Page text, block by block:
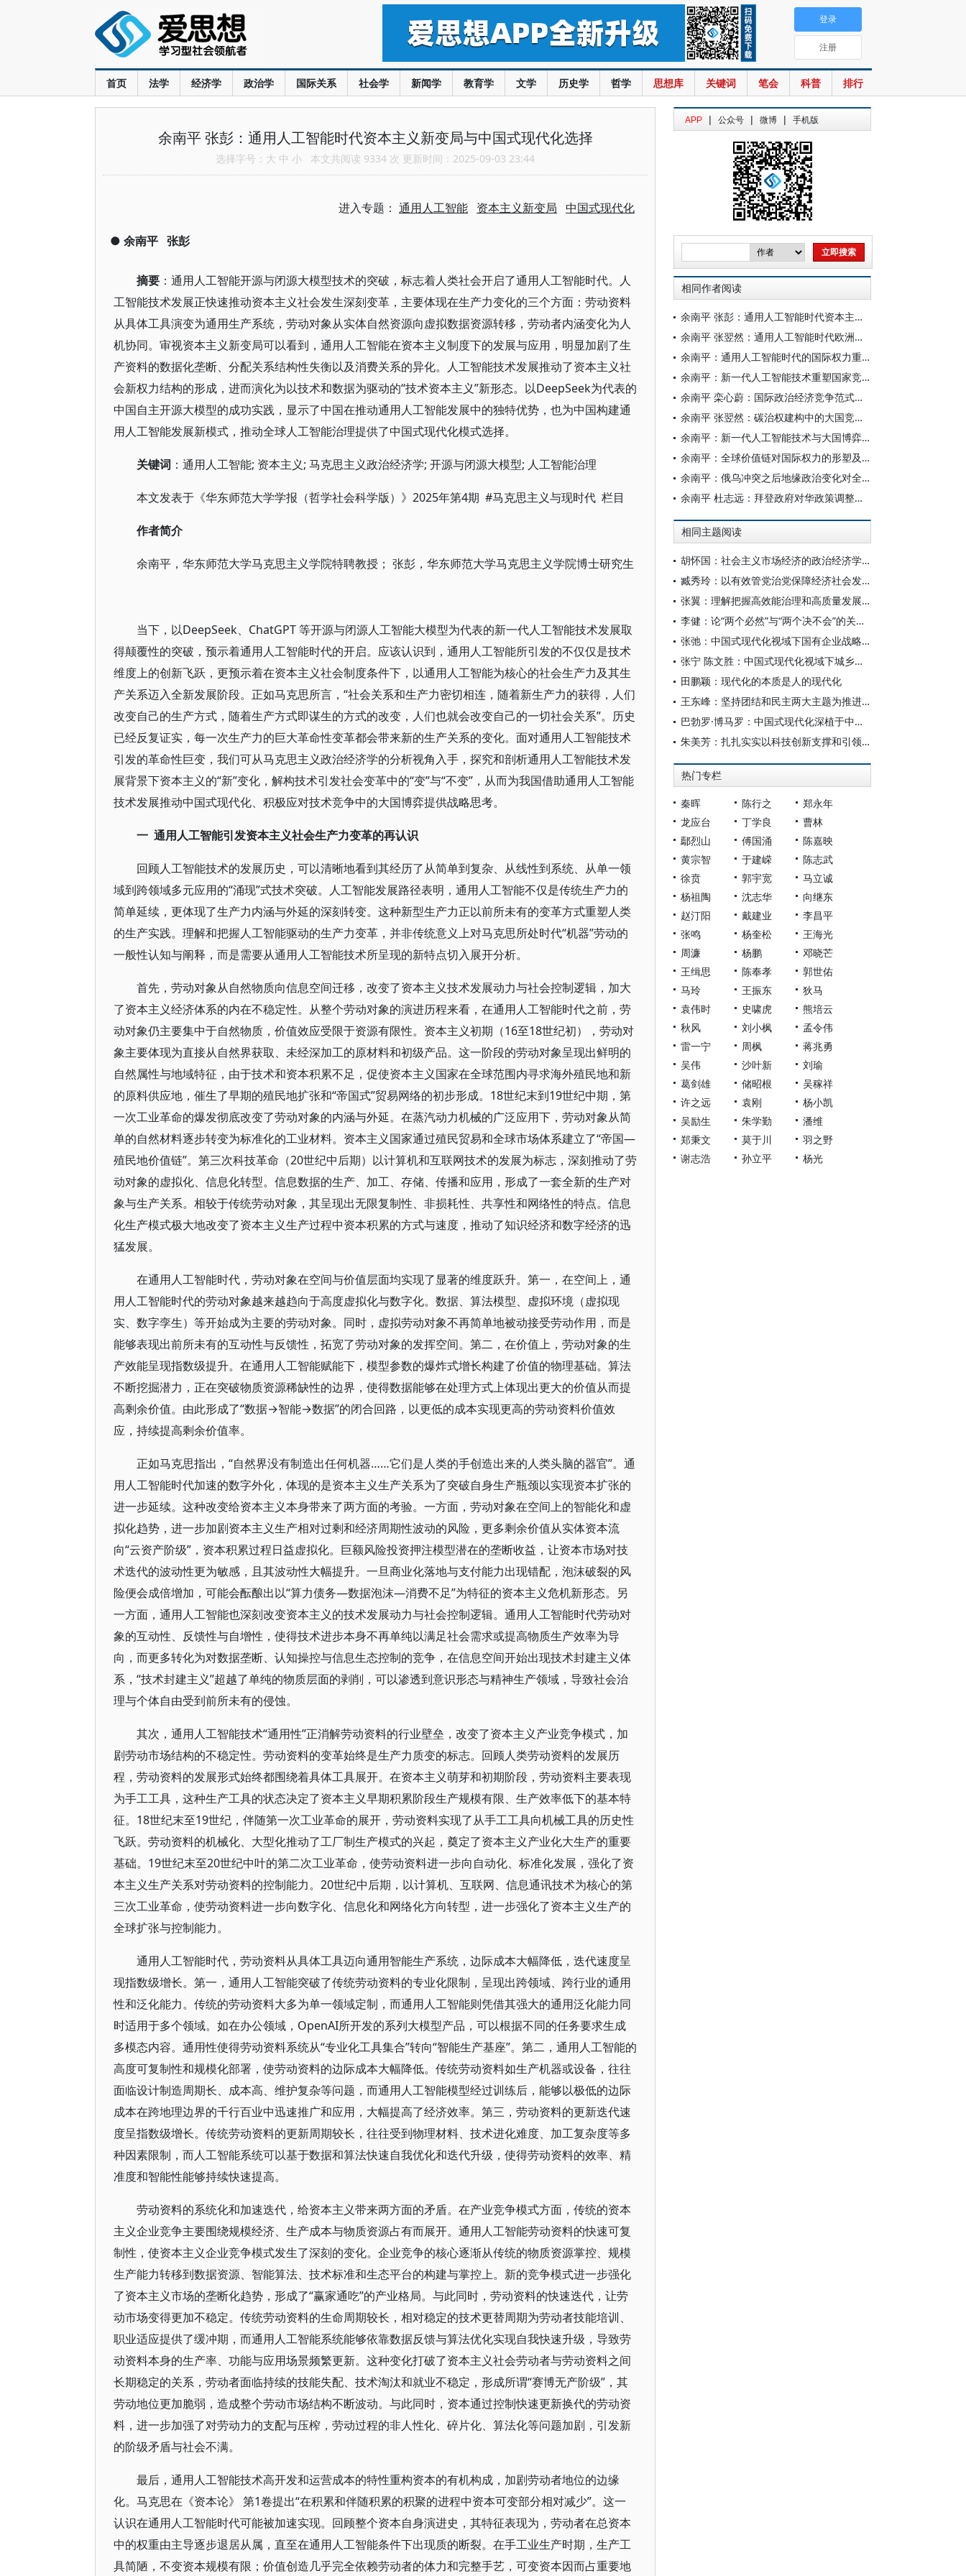
首页 法学 经济学 政治学 国际关系 社会学 新闻学 教育学 文学 历史学 哲学 思想库 关键词 笔会 科普 排行
登录
注册
余南平 张彭：通用人工智能时代资本主义新变局与中国式现代化选择
选择字号： 大 中 小 本文共阅读 9334 次 更新时间：2025-09-03 23:44
进入专题： 通用人工智能 资本主义新变局 中国式现代化
● 余南平 张彭
摘要 ：通用人工智能开源与闭源大模型技术的突破，标志着人类社会开启了通用人工智能时代。人
工智能技术发展正快速推动资本主义社会发生深刻变革，主要体现在生产力变化的三个方面：劳动资料
从具体工具演变为通用生产系统，劳动对象从实体自然资源向虚拟数据资源转移，劳动者内涵变化为人
机协同。审视资本主义新变局可以看到，通用人工智能在资本主义制度下的发展与应用，明显加剧了生
产资料的数据化垄断、分配关系结构性失衡以及消费关系的异化。人工智能技术发展推动了资本主义社
会新权力结构的形成，进而演化为以技术和数据为驱动的“技术资本主义”新形态。以DeepSeek为代表的
中国自主开源大模型的成功实践，显示了中国在推动通用人工智能发展中的独特优势，也为中国构建通
用人工智能发展新模式，推动全球人工智能治理提供了中国式现代化模式选择。
关键词 ：通用人工智能; 资本主义; 马克思主义政治经济学; 开源与闭源大模型; 人工智能治理
本文发表于《华东师范大学学报（哲学社会科学版）》2025年第4期 #马克思主义与现时代 栏目
作者简介
余南平，华东师范大学马克思主义学院特聘教授； 张彭，华东师范大学马克思主义学院博士研究生
当下，以DeepSeek、ChatGPT 等开源与闭源人工智能大模型为代表的新一代人工智能技术发展取
得颠覆性的突破，预示着通用人工智能时代的开启。应该认识到，通用人工智能所引发的不仅仅是技术
维度上的创新飞跃，更预示着在资本主义社会制度条件下，以通用人工智能为核心的社会生产力及其生
产关系迈入全新发展阶段。正如马克思所言，“社会关系和生产力密切相连，随着新生产力的获得，人们
改变自己的生产方式，随着生产方式即谋生的方式的改变，人们也就会改变自己的一切社会关系”。历史
已经反复证实，每一次生产力的巨大革命性变革都会带来新的生产关系的变化。面对通用人工智能技术
引发的革命性巨变，我们可从马克思主义政治经济学的分析视角入手，探究和剖析通用人工智能技术发
展背景下资本主义的“新”变化，解构技术引发社会变革中的“变”与“不变”，从而为我国借助通用人工智能
技术发展推动中国式现代化、积极应对技术竞争中的大国博弈提供战略思考。
一 通用人工智能引发资本主义社会生产力变革的再认识
回顾人工智能技术的发展历史，可以清晰地看到其经历了从简单到复杂、从线性到系统、从单一领
域到跨领域多元应用的“涌现”式技术突破。人工智能发展路径表明，通用人工智能不仅是传统生产力的
简单延续，更体现了生产力内涵与外延的深刻转变。这种新型生产力正以前所未有的变革方式重塑人类
的生产实践。理解和把握人工智能驱动的生产力变革，并非传统意义上对马克思所处时代“机器”劳动的
一般性认知与阐释，而是需要从通用人工智能技术所呈现的新特点切入展开分析。
首先，劳动对象从自然物质向信息空间迁移，改变了资本主义技术发展动力与社会控制逻辑，加大
了资本主义经济体系的内在不稳定性。从整个劳动对象的演进历程来看，在通用人工智能时代之前，劳
动对象仍主要集中于自然物质，价值效应受限于资源有限性。资本主义初期（16至18世纪初），劳动对
象主要体现为直接从自然界获取、未经深加工的原材料和初级产品。这一阶段的劳动对象呈现出鲜明的
自然属性与地域特征，由于技术和资本积累不足，促使资本主义国家在全球范围内寻求海外殖民地和新
的原料供应地，催生了早期的殖民地扩张和“帝国式”贸易网络的初步形成。18世纪末到19世纪中期，第
一次工业革命的爆发彻底改变了劳动对象的内涵与外延。在蒸汽动力机械的广泛应用下，劳动对象从简
单的自然材料逐步转变为标准化的工业材料。资本主义国家通过殖民贸易和全球市场体系建立了“帝国—
殖民地价值链”。第三次科技革命（20世纪中后期）以计算机和互联网技术的发展为标志，深刻推动了劳
动对象的虚拟化、信息化转型。信息数据的生产、加工、存储、传播和应用，形成了一套全新的生产对
象与生产关系。相较于传统劳动对象，其呈现出无限复制性、非损耗性、共享性和网络性的特点。信息
化生产模式极大地改变了资本主义生产过程中资本积累的方式与速度，推动了知识经济和数字经济的迅
猛发展。
在通用人工智能时代，劳动对象在空间与价值层面均实现了显著的维度跃升。第一，在空间上，通
用人工智能时代的劳动对象越来越趋向于高度虚拟化与数字化。数据、算法模型、虚拟环境（虚拟现
实、数字孪生）等开始成为主要的劳动对象。同时，虚拟劳动对象不再简单地被动接受劳动作用，而是
能够表现出前所未有的互动性与反馈性，拓宽了劳动对象的发挥空间。第二，在价值上，劳动对象的生
产效能呈现指数级提升。在通用人工智能赋能下，模型参数的爆炸式增长构建了价值的物理基础。算法
不断挖掘潜力，正在突破物质资源稀缺性的边界，使得数据能够在处理方式上体现出更大的价值从而提
高剩余价值。由此形成了“数据→智能→数据”的闭合回路，以更低的成本实现更高的劳动资料价值效
应，持续提高剩余价值率。
正如马克思指出，“自然界没有制造出任何机器……它们是人类的手创造出来的人类头脑的器官”。通
用人工智能时代加速的数字外化，体现的是资本主义生产关系为了突破自身生产瓶颈以实现资本扩张的
进一步延续。这种改变给资本主义本身带来了两方面的考验。一方面，劳动对象在空间上的智能化和虚
拟化趋势，进一步加剧资本主义生产相对过剩和经济周期性波动的风险，更多剩余价值从实体资本流
向“云资产阶级”，资本积累过程日益虚拟化。巨额风险投资押注模型潜在的垄断收益，让资本市场对技
术迭代的波动性更为敏感，且其波动性大幅提升。一旦商业化落地与支付能力出现错配，泡沫破裂的风
险便会成倍增加，可能会酝酿出以“算力债务—数据泡沫—消费不足”为特征的资本主义危机新形态。另
一方面，通用人工智能也深刻改变资本主义的技术发展动力与社会控制逻辑。通用人工智能时代劳动对
象的互动性、反馈性与自增性，使得技术进步本身不再单纯以满足社会需求或提高物质生产效率为导
向，而更多转化为对数据垄断、认知操控与信息生态控制的竞争，在信息空间开始出现技术封建主义体
系，“技术封建主义”超越了单纯的物质层面的剥削，可以渗透到意识形态与精神生产领域，导致社会治
理与个体自由受到前所未有的侵蚀。
其次，通用人工智能技术“通用性”正消解劳动资料的行业壁垒，改变了资本主义产业竞争模式，加
剧劳动市场结构的不稳定性。劳动资料的变革始终是生产力质变的标志。回顾人类劳动资料的发展历
程，劳动资料的发展形式始终都围绕着具体工具展开。在资本主义萌芽和初期阶段，劳动资料主要表现
为手工工具，这种生产工具的状态决定了资本主义早期积累阶段生产规模有限、生产效率低下的基本特
征。18世纪末至19世纪，伴随第一次工业革命的展开，劳动资料实现了从手工工具向机械工具的历史性
飞跃。劳动资料的机械化、大型化推动了工厂制生产模式的兴起，奠定了资本主义产业化大生产的重要
基础。19世纪末至20世纪中叶的第二次工业革命，使劳动资料进一步向自动化、标准化发展，强化了资
本主义生产关系对劳动资料的控制能力。20世纪中后期，以计算机、互联网、信息通讯技术为核心的第
三次工业革命，使劳动资料进一步向数字化、信息化和网络化方向转型，进一步强化了资本主义生产的
全球扩张与控制能力。
通用人工智能时代，劳动资料从具体工具迈向通用智能生产系统，边际成本大幅降低，迭代速度呈
现指数级增长。第一，通用人工智能突破了传统劳动资料的专业化限制，呈现出跨领域、跨行业的通用
性和泛化能力。传统的劳动资料大多为单一领域定制，而通用人工智能则凭借其强大的通用泛化能力同
时适用于多个领域。如在办公领域，OpenAI所开发的系列大模型产品，可以根据不同的任务要求生成
多模态内容。通用性使得劳动资料系统从“专业化工具集合”转向“智能生产基座”。第二，通用人工智能的
高度可复制性和规模化部署，使劳动资料的边际成本大幅降低。传统劳动资料如生产机器或设备，往往
面临设计制造周期长、成本高、维护复杂等问题，而通用人工智能模型经过训练后，能够以极低的边际
成本在跨地理边界的千行百业中迅速推广和应用，大幅提高了经济效率。第三，劳动资料的更新迭代速
度呈指数级增长。传统劳动资料的更新周期较长，往往受到物理材料、技术进化难度、加工复杂度等多
种因素限制，而人工智能系统可以基于数据和算法快速自我优化和迭代升级，使得劳动资料的效率、精
准度和智能性能够持续快速提高。
劳动资料的系统化和加速迭代，给资本主义带来两方面的矛盾。在产业竞争模式方面，传统的资本
主义企业竞争主要围绕规模经济、生产成本与物质资源占有而展开。通用人工智能劳动资料的快速可复
制性，使资本主义企业竞争模式发生了深刻的变化。企业竞争的核心逐渐从传统的物质资源掌控、规模
生产能力转移到数据资源、智能算法、技术标准和生态平台的构建与掌控上。新的竞争模式进一步强化
了资本主义市场的垄断化趋势，形成了“赢家通吃”的产业格局。与此同时，劳动资料的快速迭代，让劳
动市场变得更加不稳定。传统劳动资料的生命周期较长，相对稳定的技术更替周期为劳动者技能培训、
职业适应提供了缓冲期，而通用人工智能系统能够依靠数据反馈与算法优化实现自我快速升级，导致劳
动资料本身的生产率、功能与应用场景频繁更新。这种变化打破了资本主义社会劳动者与劳动资料之间
长期稳定的关系，劳动者面临持续的技能失配、技术淘汰和就业不稳定，形成所谓“赛博无产阶级”，其
劳动地位更加脆弱，造成整个劳动市场结构不断波动。与此同时，资本通过控制快速更新换代的劳动资
料，进一步加强了对劳动力的支配与压榨，劳动过程的非人性化、碎片化、算法化等问题加剧，引发新
的阶级矛盾与社会不满。
最后，通用人工智能技术高开发和运营成本的特性重构资本的有机构成，加剧劳动者地位的边缘
化。马克思在《资本论》 第1卷提出“在积累和伴随积累的积聚的进程中资本可变部分相对减少”。这一
认识在通用人工智能时代可能被加速实现。回顾整个资本自身演进史，其特征表现为，劳动者在总资本
中的权重由主导逐步退居从属，直至在通用人工智能条件下出现质的断裂。在手工业生产时期，生产工
具简陋，不变资本规模有限；价值创造几乎完全依赖劳动者的体力和完整手艺，可变资本因而占重要地
APP | 公众号 | 微博 | 手机版
相同作者阅读
余南平 张彭：通用人工智能时代资本主义新变局与中国式现代化选择
余南平 张翌然：通用人工智能时代欧洲经济的挑战与前景展望
余南平：通用人工智能时代的国际权力重塑
余南平：新一代人工智能技术重塑国家竞争力的机理机制
余南平 栾心蔚：国际政治经济竞争范式的转变：从全球价值链到战略价值链
余南平 张翌然：碳治权建构中的大国竞争与博弈
余南平：新一代人工智能技术与大国博弈新边疆
余南平：全球价值链对国际权力的形塑及影响
余南平：俄乌冲突之后地缘政治变化对全球价值链的冲击和影响
余南平 杜志远：拜登政府对华政策调整及引发的复合安全困境问题研究
相同主题阅读
胡怀国：社会主义市场经济的政治经济学解析
臧秀玲：以有效管党治党保障经济社会发展的历程与经验
张翼：理解把握高效能治理和高质量发展的有机结合
李健：论“两个必然”与“两个决不会”的关系——基于跨越资本主义制度“卡夫丁峡谷”设想的反思
张弛：中国式现代化视域下国有企业战略使命的历史演进、理论逻辑和时代要求
张宁 陈文胜：中国式现代化视域下城乡融合的制度创新与治理逻辑
田鹏颖：现代化的本质是人的现代化
王东峰：坚持团结和民主两大主题为推进中国式现代化广泛凝心聚力
巴勃罗·博马罗：中国式现代化深植于中国共产党的系统性规划与全方位治理实践
朱美芳：扎扎实实以科技创新支撑和引领中国式现代化
热门专栏
秦晖 陈行之
郑永年
龙应台
丁学良
曹林
鄢烈山
傅国涌
陈嘉映
黄宗智
于建嵘
陈志武
徐贲
郭宇宽
马立诚
杨祖陶
沈志华
向继东
赵汀阳
戴建业
李昌平
张鸣
杨奎松
王海光
周濂
杨鹏
邓晓芒
王缉思
陈奉孝
郭世佑
马玲
王振东
狄马
袁伟时
史啸虎
熊培云
秋风
刘小枫
孟令伟
雷一宁
周枫
蒋兆勇
吴伟
沙叶新
刘瑜
葛剑雄
储昭根
吴稼祥
许之远
袁刚
杨小凯
吴励生
朱学勤
潘维
郑秉文
莫于川
羽之野
谢志浩
孙立平 杨光